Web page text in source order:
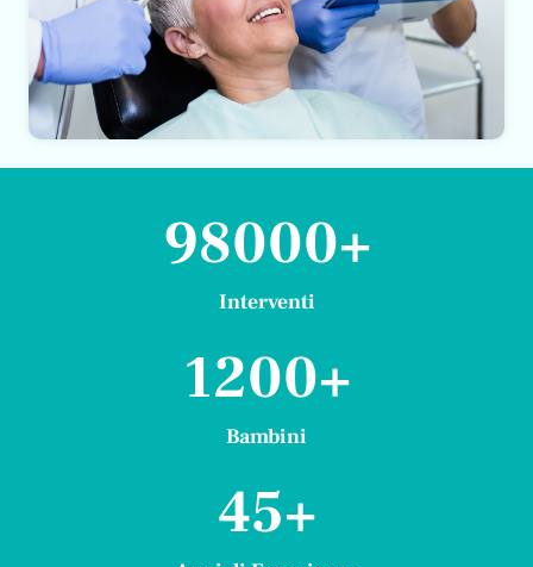
98000+
Interventi
1200+
Bambini
45+